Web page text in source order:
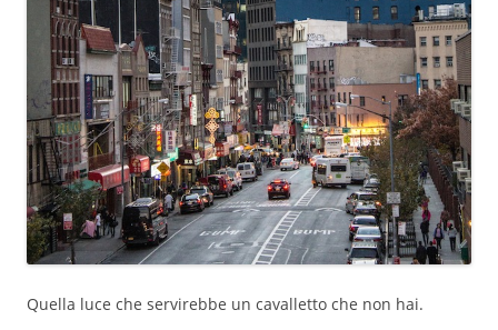
Quella luce che servirebbe un cavalletto che non hai.